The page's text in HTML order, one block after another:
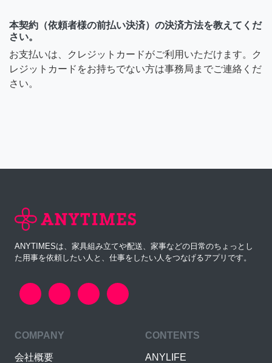
本契約（依頼者様の前払い決済）の決済方法を教えてくだ
さい。
お支払いは、クレジットカードがご利用いただけます。ク
レジットカードをお持ちでない方は事務局までご連絡くだ
さい。
ANYTIMESは、家具組み立てや配送、家事などの日常のちょっとし
た用事を依頼したい人と、仕事をしたい人をつなげるアプリです。
COMPANY
会社概要
CONTENTS
ANYLIFE